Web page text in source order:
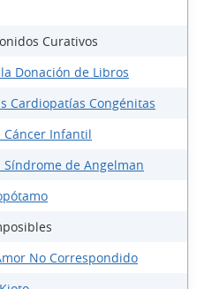
Curativos
Donación de Libros
Cardiopatías Congénitas
Infantil
de Angelman
No Correspondido